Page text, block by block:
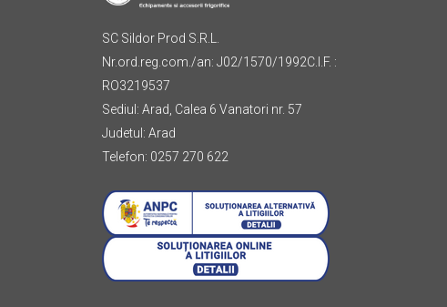
SC Sildor Prod S.R.L.
Nr.ord.reg.com./an: J02/1570/1992C.I.F. :
RO3219537
Sediul: Arad, Calea 6 Vanatori nr. 57
Judetul: Arad
Telefon: 0257 270 622